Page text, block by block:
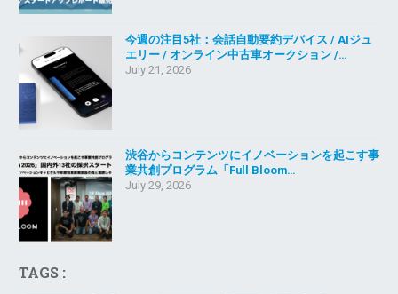
今週の注目5社：会話自動要約デバイス / AIジュ
エリー / オンライン中古車オークション /…
July 21, 2026
渋谷からコンテンツにイノベーションを起こす事
業共創プログラム「Full Bloom…
July 29, 2026
TAGS :